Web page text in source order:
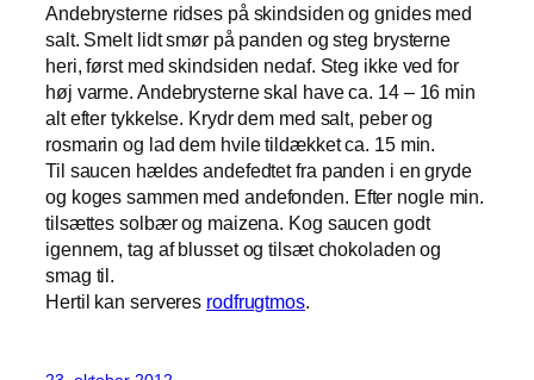
Andebrysterne ridses på skindsiden og gnides med
salt. Smelt lidt smør på panden og steg brysterne
heri, først med skindsiden nedaf. Steg ikke ved for
høj varme. Andebrysterne skal have ca. 14 – 16 min
alt efter tykkelse. Krydr dem med salt, peber og
rosmarin og lad dem hvile tildækket ca. 15 min.
Til saucen hældes andefedtet fra panden i en gryde
og koges sammen med andefonden. Efter nogle min.
tilsættes solbær og maizena. Kog saucen godt
igennem, tag af blusset og tilsæt chokoladen og
smag til.
Hertil kan serveres rodfrugtmos.